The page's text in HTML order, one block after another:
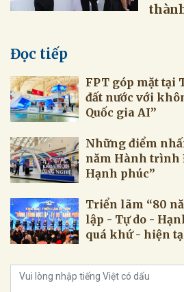
Đọc tiếp
FPT góp mặt tại
đất nước với
Quốc gia AI”
Những điểm
năm Hành trình
Hạnh phúc”
Triển lãm “80
lập - Tự do -
quá khứ - hiện